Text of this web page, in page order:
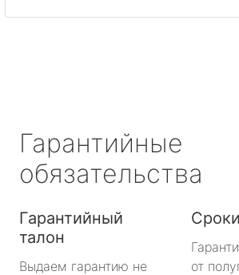
Гарантийные
обязательства
Гарантийный
талон
Выдаем гарантию не
Сроки
от